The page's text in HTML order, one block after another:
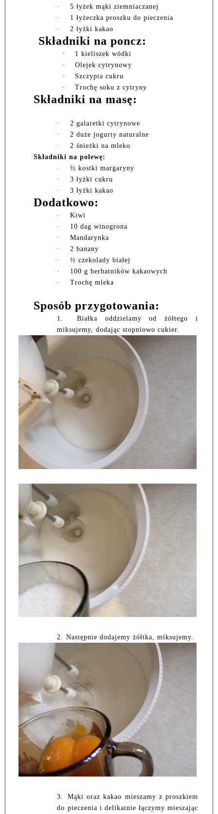
·
5 łyżek mąki ziemniaczanej
·
1 łyżeczka proszku do pieczenia
·
2 łyżki kakao
Składniki na poncz:
·
1 kieliszek wódki
·
Olejek cytrynowy
·
Szczypta cukru
·
Trochę soku z cytryny
Składniki na masę:
·
2 galaretki cytrynowe
·
2 duże jogurty naturalne
·
2 śnieżki na mleko
Składniki na polewę:
·
½ kostki margaryny
·
3 łyżki cukru
·
3 łyżki kakao
Dodatkowo:
·
Kiwi
·
10 dag winogrona
·
Mandarynka
·
2 banany
·
½ czekolady białej
·
100 g herbatników kakaowych
·
Trochę mleka
Sposób przygotowania:
1.
Białka oddzielamy od żółtego i
miksujemy, dodając stopniowo cukier.
2. Następnie dodajemy żółtka, miksujemy.
3.
Mąki oraz kakao mieszamy z proszkiem
do pieczenia i delikatnie łączymy mieszając